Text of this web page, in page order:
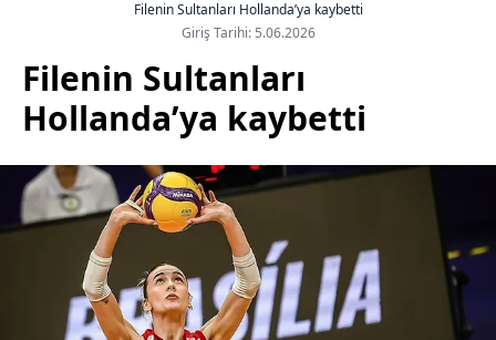
Filenin Sultanları Hollanda’ya kaybetti
Giriş Tarihi: 5.06.2026
Filenin Sultanları
Hollanda’ya kaybetti